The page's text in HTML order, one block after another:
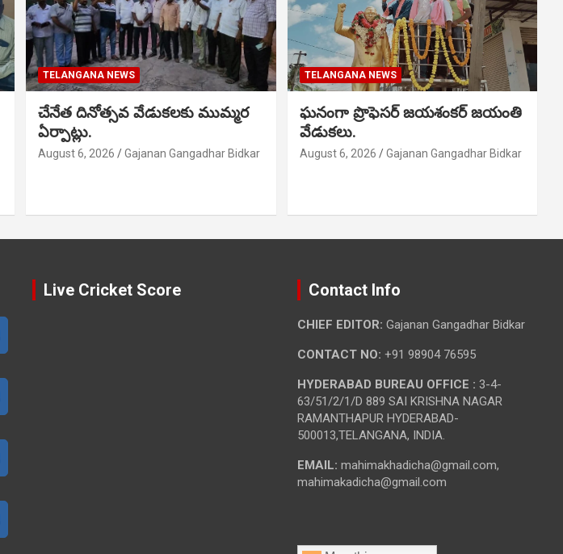
TELANGANA NEWS
చేనేత దినోత్సవ వేడుకలకు ముమ్మర
ఏర్పాట్లు.
August 6, 2026 Gajanan Gangadhar Bidkar
TELANGANA NEWS
ఘనంగా ప్రొఫెసర్ జయశంకర్ జయంతి
వేడుకలు.
August 6, 2026 Gajanan Gangadhar Bidkar
Live Cricket Score Contact Info
CHIEF EDITOR: Gajanan Gangadhar Bidkar
CONTACT NO: +91 98904 76595
HYDERABAD BUREAU OFFICE : 3-4-
63/51/2/1/D 889 SAI KRISHNA NAGAR
RAMANTHAPUR HYDERABAD-
500013,TELANGANA, INDIA.
EMAIL: mahimakhadicha@gmail.com,
mahimakadicha@gmail.com